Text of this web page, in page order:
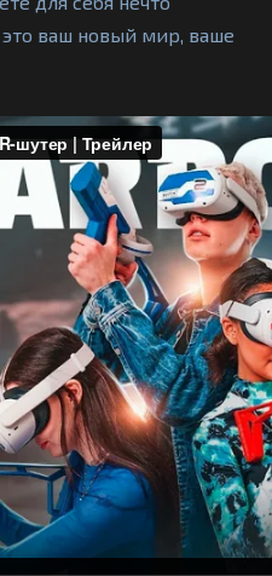
ваш новый мир, ваше